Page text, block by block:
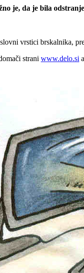
je, da je bila
vrstici brskalnika,
strani www.delo.si